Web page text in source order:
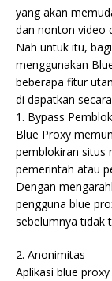
yang akan
dan nonton video
Nah untuk itu,
menggunakan
beberapa fitur
di dapatkan
1. Bypass
Blue Proxy
pemblokiran situs
pemerintah atau
Dengan
pengguna blue
sebelumnya tidak
2. Anonimitas
Aplikasi blue